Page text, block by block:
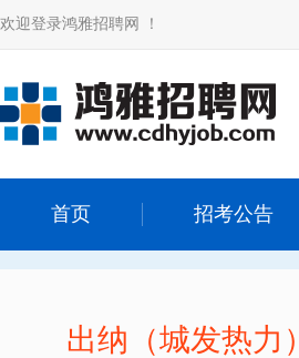
欢迎登录鸿雅招聘网 ！
首页 招考公告
出纳（城发热力）